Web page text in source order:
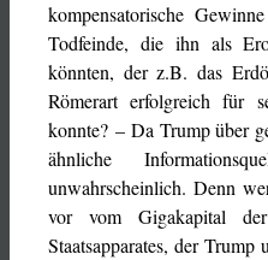
kompensatorische
Todfeinde, die ihn als
könnten, der z.B. das
Römerart erfolgreich für
konnte? – Da Trump über
ähnliche
unwahrscheinlich. Denn
vor vom Gigakapital der
Staatsapparates, der Trump